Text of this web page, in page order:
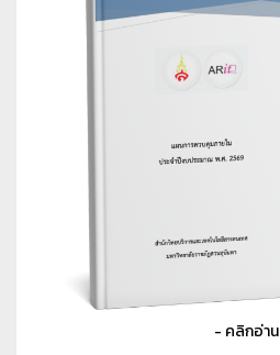
- คลิกอ่าน